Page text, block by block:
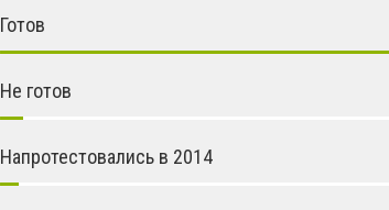
Готов
Не готов
Напротестовались в 2014